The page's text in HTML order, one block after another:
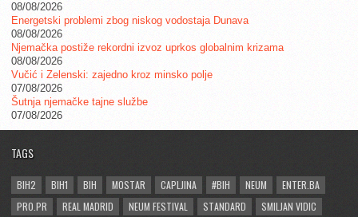
08/08/2026
Energetski problemi zbog niskog vodostaja Dunava
08/08/2026
Njemačka postiže rekordni izvoz uprkos globalnim krizama
08/08/2026
Vučić i Zelenski: zajedno kroz minsko polje
07/08/2026
Šutnja njemačke tajne službe
07/08/2026
TAGS
BIH2 BIH1 BIH MOSTAR CAPLJINA #BIH NEUM
ENTER.BA
PRO.PR
REAL MADRID NEUM FESTIVAL STANDARD
SMILJAN VIDIC